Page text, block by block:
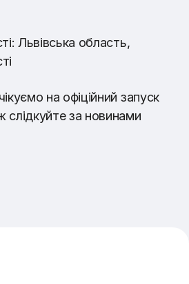
Львівська область,
на офіційний запуск
за новинами